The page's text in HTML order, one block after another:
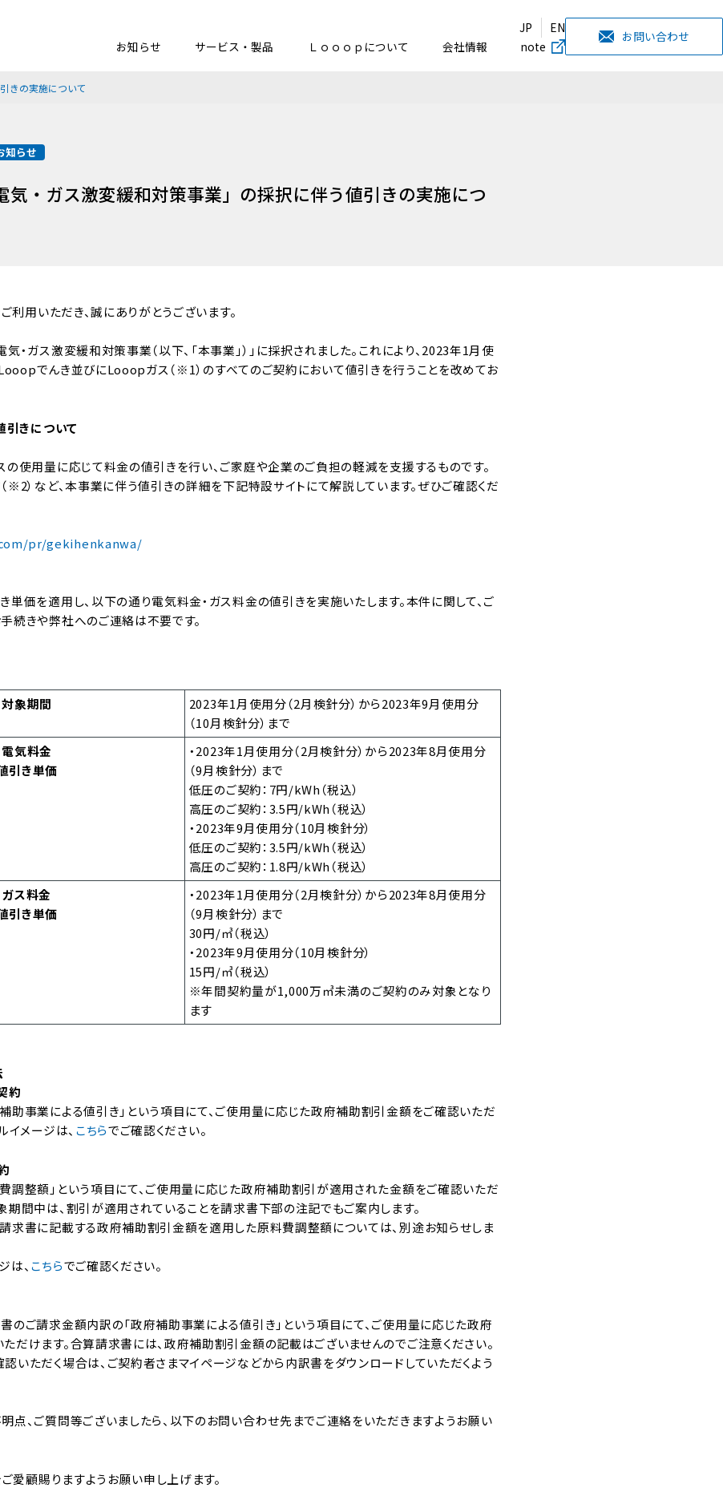
JP
EN
お知らせ
サービス・製品 Ｌｏｏｏｐについて 会社情報 note
お問い合わせ
きの実施について
知らせ
気・ガス激変緩和対策事業」の採択に伴う値引きの実施につ
用いただき、誠にありがとうございます。
・ガス激変緩和対策事業（以下、「本事業」）」に採択されました。これにより、2023年1月使
Looopでんき並びにLooopガス（※1）のすべてのご契約において値引きを行うことを改めてお
きについて
の使用量に応じて料金の値引きを行い、ご家庭や企業のご負担の軽減を支援するものです。
※2）など、本事業に伴う値引きの詳細を下記特設サイトにて解説しています。ぜひご確認くだ
pr/gekihenkanwa/
単価を適用し、以下の通り電気料金・ガス料金の値引きを実施いたします。本件に関して、ご
続きや弊社へのご連絡は不要です。
対象期間
2023年1月使用分（2月検針分）から2023年9月使用分
（10月検針分）まで
電気料金
引き単価
・2023年1月使用分（2月検針分）から2023年8月使用分
（9月検針分）まで
低圧のご契約：7円/kWh（税込）
高圧のご契約：3.5円/kWh（税込）
・2023年9月使用分（10月検針分）
低圧のご契約：3.5円/kWh（税込）
高圧のご契約：1.8円/kWh（税込）
ガス料金
引き単価
・2023年1月使用分（2月検針分）から2023年8月使用分
（9月検針分）まで
30円/㎥（税込）
・2023年9月使用分（10月検針分）
15円/㎥（税込）
※年間契約量が1,000万㎥未満のご契約のみ対象となり
ます
約
助事業による値引き」という項目にて、ご使用量に応じた政府補助割引金額をご確認いただ
イメージは、 こちらでご確認ください。
調整額」という項目にて、ご使用量に応じた政府補助割引が適用された金額をご確認いただ
期間中は、割引が適用されていることを請求書下部の注記でもご案内します。
求書に記載する政府補助割引金額を適用した原料費調整額については、別途お知らせしま
は、 こちらでご確認ください。
のご請求金額内訳の「政府補助事業による値引き」という項目にて、ご使用量に応じた政府
だけます。合算請求書には、政府補助割引金額の記載はございませんのでご注意ください。
いただく場合は、ご契約者さまマイページなどから内訳書をダウンロードしていただくよう
点、ご質問等ございましたら、以下のお問い合わせ先までご連絡をいただきますようお願い
愛顧賜りますようお願い申し上げます。